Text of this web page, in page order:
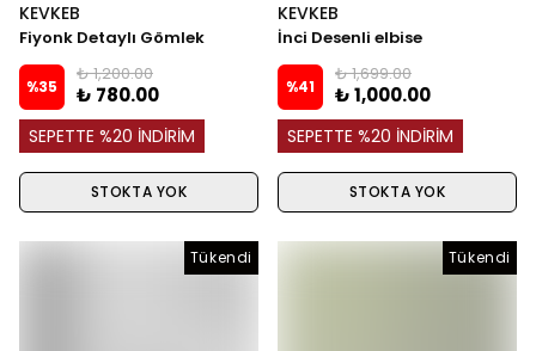
KEVKEB
Fiyonk Detaylı Gömlek
%35
₺ 1,200.00
₺ 780.00
SEPETTE %20 İNDİRİM
STOKTA YOK
KEVKEB
İnci Desenli elbise
%41
₺ 1,699.00
₺ 1,000.00
SEPETTE %20 İNDİRİM
STOKTA YOK
Tükendi Tükendi
Tükendi